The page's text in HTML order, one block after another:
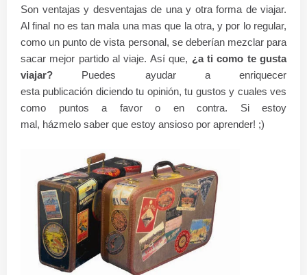
Son ventajas y desventajas de una y otra forma de viajar.
Al final no es tan mala una mas que la otra, y por lo regular,
como un punto de vista personal, se deberían mezclar para
sacar mejor partido al viaje. Así que, ¿a ti como te gusta
viajar? Puedes ayudar a enriquecer
esta publicación diciendo tu opinión, tu gustos y cuales ves
como puntos a favor o en contra. Si estoy
mal, házmelo saber que estoy ansioso por aprender! ;)